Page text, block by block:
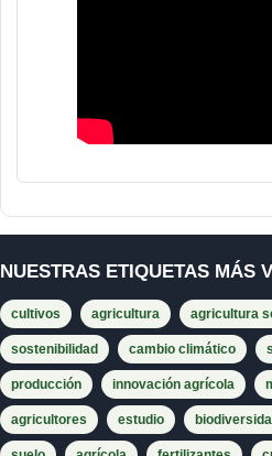
NUESTRAS ETIQUETAS MÁS
cultivos agricultura agricultura
sostenibilidad cambio climático
producción innovación agrícola
agricultores estudio